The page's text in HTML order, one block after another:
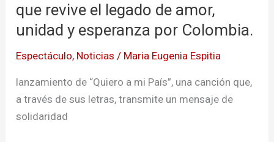
que revive el legado de amor,
unidad y esperanza por Colombia.
Espectáculo, Noticias / Maria Eugenia Espitia
lanzamiento de “Quiero a mi País”, una canción que,
a través de sus letras, transmite un mensaje de
solidaridad
de
amor,
y
esperanza
por
Colombia.